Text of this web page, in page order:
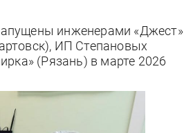
инженерами «Джест»
ИП Степановых
(Рязань) в марте 2026